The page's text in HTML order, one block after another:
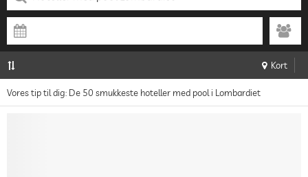
Kort
Vores tip til dig: De 50 smukkeste hoteller med pool i Lombardiet